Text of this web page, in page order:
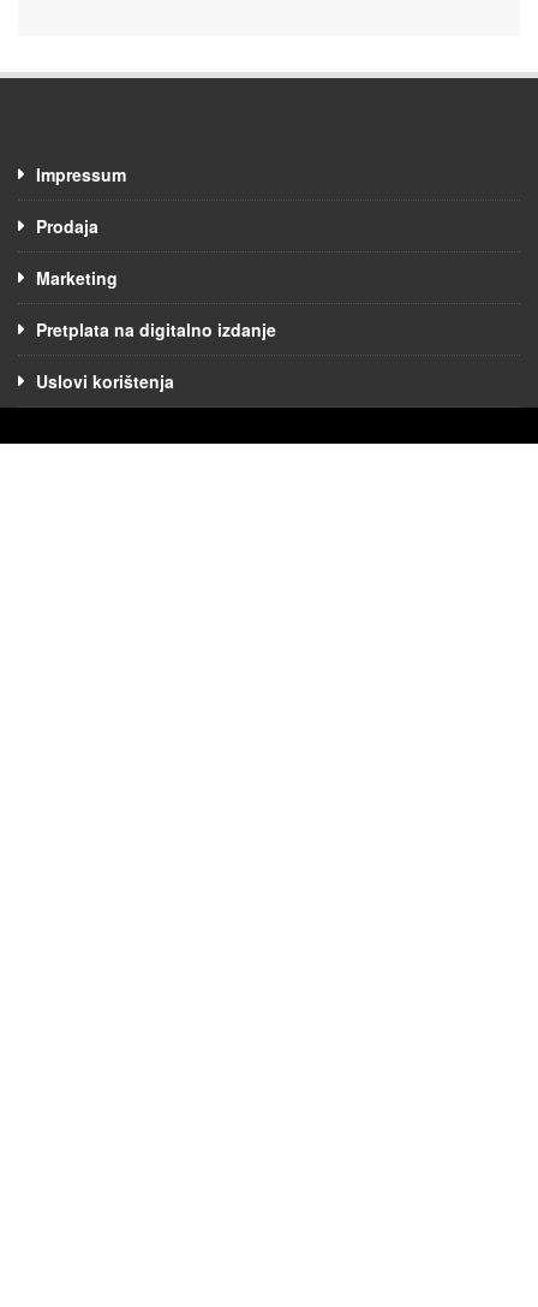
Impressum
Prodaja
Marketing
Pretplata na digitalno izdanje
Uslovi korištenja